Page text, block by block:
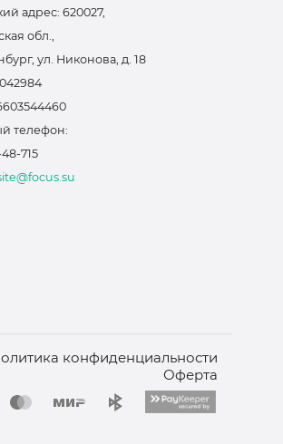
адрес: 620027,
обл.,
ул. Никонова, д. 18
телефон:
715
конфиденциальности
Оферта